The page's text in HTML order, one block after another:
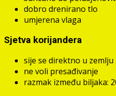
dobro drenirano tlo
umjerena vlaga
Sjetva korijandera
sije se direktno u zemlju
ne voli presađivanje
razmak između biljaka: